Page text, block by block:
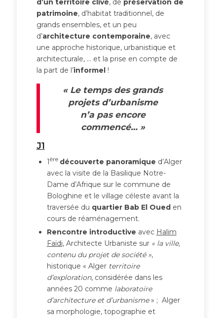
d’un territoire clivé, de préservation de
patrimoine, d’habitat traditionnel, de
grands ensembles, et un peu
d’architecture contemporaine, avec
une approche historique, urbanistique et
architecturale, … et la prise en compte de
la part de l’informel !
« Le temps des grands
projets d’urbanisme
n’a pas encore
commencé… »
J1
1ère découverte panoramique d’Alger
avec la visite de la Basilique Notre-
Dame d’Afrique sur le commune de
Bologhine et le village céleste avant la
traversée du quartier Bab El Oueden
cours de réaménagement.
Rencontre introductive avec Halim
Faïdi, Architecte Urbaniste sur « la ville,
contenu du projet de société »,
historique « Alger territoire
d’exploration, considérée dans les
années 20 comme laboratoire
d’architecture et d’urbanisme» ; Alger
sa morphologie, topographie et